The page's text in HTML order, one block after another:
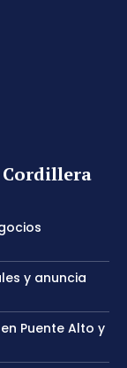
y anuncia
Puente Alto y